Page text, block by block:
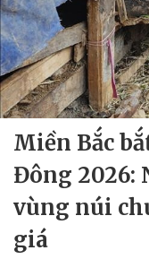
Miền Bắc
Đông 2026:
vùng núi
giá